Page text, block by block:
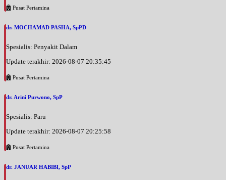
Pusat Pertamina
dr. MOCHAMAD PASHA, SpPD
Spesialis: Penyakit Dalam
Update terakhir: 2026-08-07 20:35:45
Pusat Pertamina
dr. Arini Purwono, SpP
Spesialis: Paru
Update terakhir: 2026-08-07 20:25:58
Pusat Pertamina
dr. JANUAR HABIBI, SpP